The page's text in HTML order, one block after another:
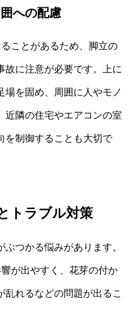
への配慮
ことがあるため、脚立の
故に注意が必要です。上に
場を固め、周囲に人やモノ
近隣の住宅やエアコンの室
を制御することも大切で
トラブル対策
つかる悩みがあります。
が出やすく、花芽の付か
乱れるなどの問題が出るこ